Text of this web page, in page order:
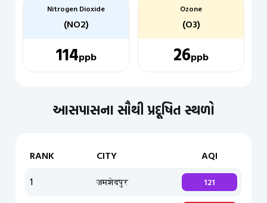
Nitrogen Dioxide
(NO2)
114ppb
Ozone
(O3)
26ppb
આસપાસના સૌથી પ્રદૂષિત સ્થળો
RANK CITY AQI
1 जमशेदपुर 121